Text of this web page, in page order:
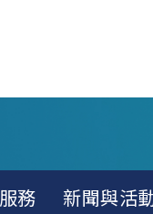
務 新聞與活